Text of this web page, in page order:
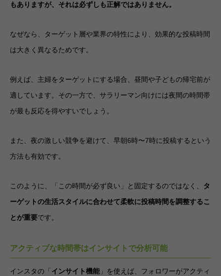
もありますが、それは必ずしも正解ではありません。
なぜなら、ターゲット層や業界の特性により、効果的な投稿時間
は大きく異なるためです。
例えば、主婦をターゲットにする場合、昼間や子どもの帰宅前が
適しています。その一方で、サラリーマン向けには夜間の時間帯
が最も反応を得やすいでしょう。
また、夜の激しい競争を避けて、早朝6時〜7時に投稿するという
方法も有効です。
このように、「この時間が必ず良い」と固定するのではなく、 タ
ーゲットの生活スタイルに合わせて柔軟に投稿時間を調整するこ
とが重要です。
アクティブな時間帯はインサイトで分析可能
インスタの「 インサイト機能 」を使えば、フォロワーがアクティ